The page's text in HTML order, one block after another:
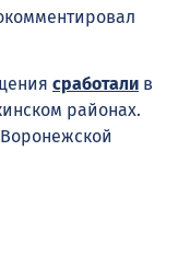
сработали в
районах.